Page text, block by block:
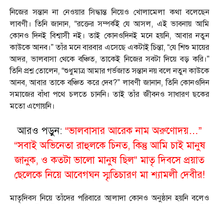
নিজের সন্তান না নেওয়ার সিদ্ধান্ত নিয়েও খোলামেলা কথা বলেছেন
লাবণী। তিনি জানান, “রক্তের সম্পর্কই যে আসল, এই ভাবনায় আমি
কোনও দিনই বিশ্বাসী নই। তাই কোনওদিনই মনে হয়নি, আবার নতুন
কাউকে আনব।” তাঁর মনে বারবার এসেছে একটাই চিন্তা, “যে শিশু মায়ের
আদর, ভালবাসা থেকে বঞ্চিত, তাকেই নিজের সবটা দিয়ে বড় করি।”
তিনি প্রশ্ন তোলেন, “শুধুমাত্র আমার গর্ভজাত সন্তান নয় বলে নতুন কাউকে
আনব, আবার তাকে বঞ্চিত করে দেব?” লাবণী জানান, তিনি কোনওদিন
সমাজের বাঁধা পথে চলতে চাননি। তাই তাঁর জীবনও সাধারণ ছকের
মতো এগোয়নি।
আরও পড়ুন: “ভালবাসার আরেক নাম অরুণোদয়…”
“সবাই অভিনেতা রাহুলকে চিনত, কিন্তু আমি চাই মানুষ
জানুক, ও কতটা ভালো মানুষ ছিল” মাতৃ দিবসে প্রয়াত
ছেলেকে নিয়ে আবেগঘন স্মৃতিচারণ মা শ্যামলী দেবীর!
মাতৃদিবস নিয়ে তাঁদের পরিবারে আলাদা কোনও অনুষ্ঠান হয়নি বলেও